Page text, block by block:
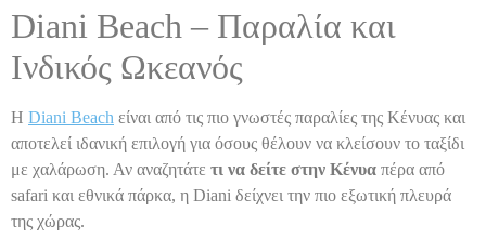
Diani Beach – Παραλία και
Ινδικός Ωκεανός
Η Diani Beach είναι από τις πιο γνωστές παραλίες της Κένυας και
αποτελεί ιδανική επιλογή για όσους θέλουν να κλείσουν το ταξίδι
με χαλάρωση. Αν αναζητάτε τι να δείτε στην Κένυα πέρα από
safari και εθνικά πάρκα, η Diani δείχνει την πιο εξωτική πλευρά
της χώρας.